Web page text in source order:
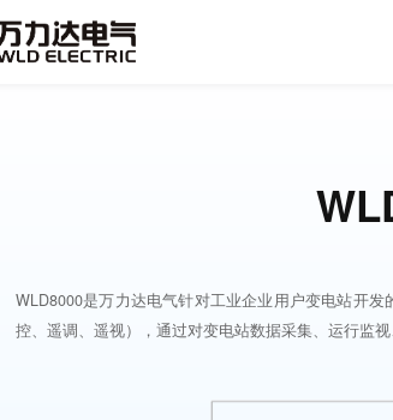
WLD8000是万力达电气针对工业企业用户变电站开
控、遥调、遥视），通过对变电站数据采集、运行监